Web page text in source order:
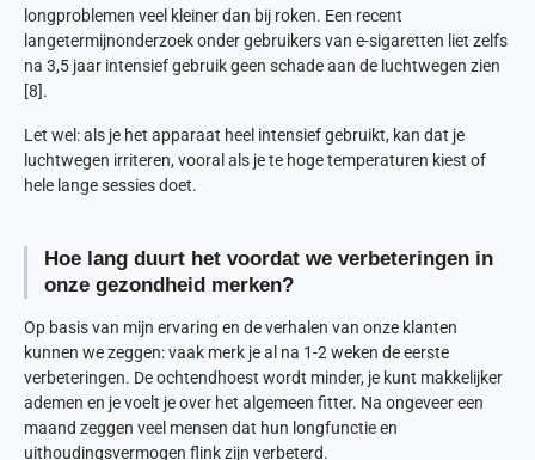
longproblemen veel kleiner dan bij roken. Een recent
langetermijnonderzoek onder gebruikers van e-sigaretten liet zelfs
na 3,5 jaar intensief gebruik geen schade aan de luchtwegen zien
[8].
Let wel: als je het apparaat heel intensief gebruikt, kan dat je
luchtwegen irriteren, vooral als je te hoge temperaturen kiest of
hele lange sessies doet.
Hoe lang duurt het voordat we verbeteringen in
onze gezondheid merken?
Op basis van mijn ervaring en de verhalen van onze klanten
kunnen we zeggen: vaak merk je al na 1-2 weken de eerste
verbeteringen. De ochtendhoest wordt minder, je kunt makkelijker
ademen en je voelt je over het algemeen fitter. Na ongeveer een
maand zeggen veel mensen dat hun longfunctie en
uithoudingsvermogen flink zijn verbeterd.